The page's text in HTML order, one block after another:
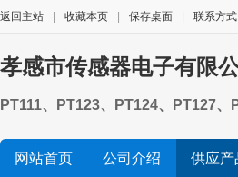
返回主站 收藏本页 保存桌面 联系方式
孝感市传感器电子有限
PT111、PT123、PT124、PT127
网站首页
公司介绍 供应产